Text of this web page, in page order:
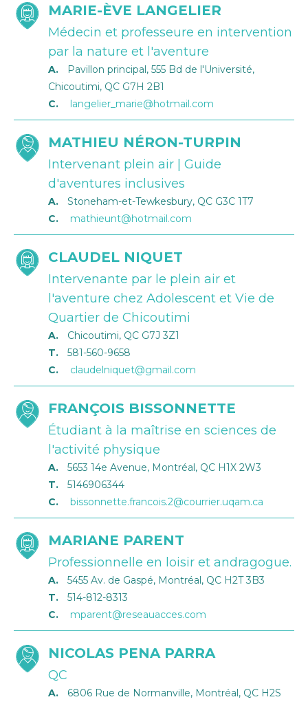
MARIE-ÈVE LANGELIER
Médecin et professeure en intervention
par la nature et l'aventure
A.
Pavillon principal, 555 Bd de l'Université,
Chicoutimi, QC G7H 2B1
C.
langelier_marie@hotmail.com
MATHIEU NÉRON-TURPIN
Intervenant plein air | Guide
d'aventures inclusives
A.
Stoneham-et-Tewkesbury, QC G3C 1T7
C.
mathieunt@hotmail.com
CLAUDEL NIQUET
Intervenante par le plein air et
l'aventure chez Adolescent et Vie de
Quartier de Chicoutimi
A.
Chicoutimi, QC G7J 3Z1
T.
581-560-9658
C.
claudelniquet@gmail.com
FRANÇOIS BISSONNETTE
Étudiant à la maîtrise en sciences de
l'activité physique
A.
5653 14e Avenue, Montréal, QC H1X 2W3
T.
5146906344
C.
bissonnette.francois.2@courrier.uqam.ca
MARIANE PARENT
Professionnelle en loisir et andragogue.
A.
5455 Av. de Gaspé, Montréal, QC H2T 3B3
T.
514-812-8313
C.
mparent@reseauacces.com
NICOLAS PENA PARRA
QC
A.
6806 Rue de Normanville, Montréal, QC H2S